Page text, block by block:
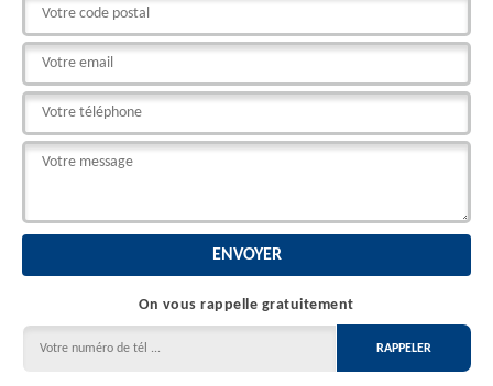
On vous rappelle gratuitement